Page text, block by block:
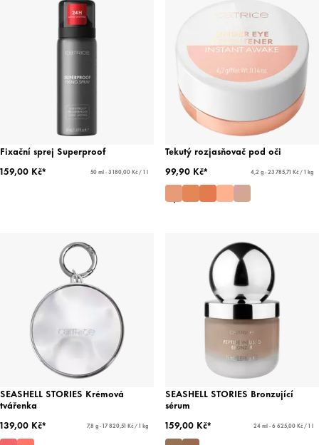
Fixační sprej Superproof
159,00 Kč*
50 ml - 3 180,00 Kč / 1 l
Tekutý rozjasňovač pod oči
99,90 Kč*
4,2 g - 23 785,71 Kč / 1 kg
SEASHELL STORIES Krémová
tvářenka
139,00 Kč*
7,8 g - 17 820,51 Kč / 1 kg
SEASHELL STORIES Bronzující
sérum
159,00 Kč*
24 ml - 6 625,00 Kč / 1 l